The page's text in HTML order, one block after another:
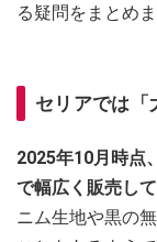
る疑問をまとめま
セリアでは「
2025年10月時点
で幅広く販売して
ニム生地や黒の